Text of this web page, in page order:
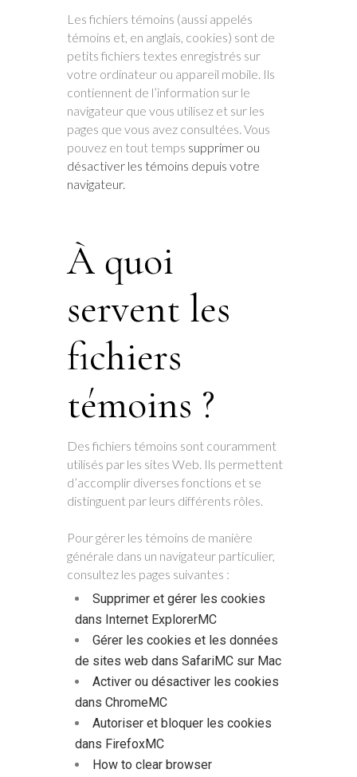
Les fichiers témoins (aussi appelés
témoins et, en anglais, cookies) sont de
petits fichiers textes enregistrés sur
votre ordinateur ou appareil mobile. Ils
contiennent de l’information sur le
navigateur que vous utilisez et sur les
pages que vous avez consultées. Vous
pouvez en tout temps supprimer ou
désactiver les témoins depuis votre
navigateur.
À quoi
servent les
fichiers
témoins ?
Des fichiers témoins sont couramment
utilisés par les sites Web. Ils permettent
d’accomplir diverses fonctions et se
distinguent par leurs différents rôles.
Pour gérer les témoins de manière
générale dans un navigateur particulier,
consultez les pages suivantes :
Supprimer et gérer les cookies
dans Internet ExplorerMC​
​Gérer les cookies et les données
de sites web dans SafariMC sur Mac​
​Activer ou désactiver les cookies
dans ChromeMC​
​Autoriser et bloquer les cookies
dans FirefoxMC​
​How to clear browser